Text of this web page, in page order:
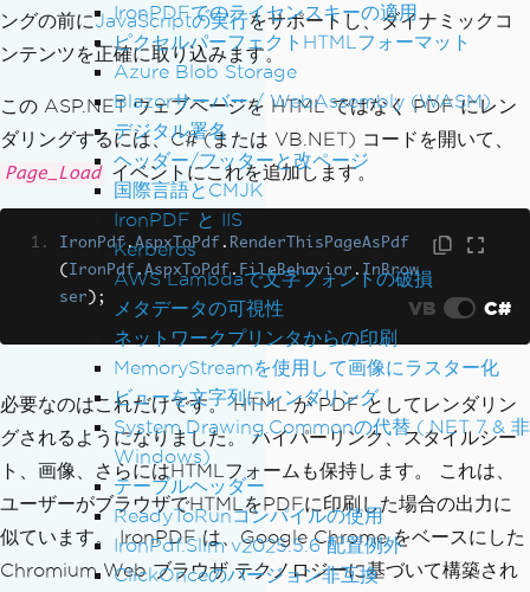
IronPDFでのライセンスキーの適用
ピクセルパーフェクトHTMLフォーマット
Azure Blob Storage
Blazorサーバー / WebAssembly (WASM)
デジタル署名
ヘッダー/フッターと改ページ
国際言語とCMJK
IronPDF と IIS
Kerberos
AWS Lambdaで文字フォントの破損
メタデータの可視性
ネットワークプリンタからの印刷
MemoryStreamを使用して画像にラスター化
ビューを文字列にレンダリング
System.Drawing.Commonの代替 (.NET 7 & 非
Windows)
テーブルヘッダー
ReadyToRunコンパイルの使用
IronPdf.Slim v2025.5.6 配置例外
ClickOnceのバージョン非互換
ングの前にJavaScriptの実行をサポートし、ダイナミックコ
ンテンツを正確に取り込みます。
この ASP.NET ウェブページを HTML ではなく PDF にレン
ダリングするには、C# (または VB.NET) コードを開いて、
Page_Load イベントにこれを追加します。
IronPdf.AspxToPdf . RenderThisPageAsPdf
( IronPdf . AspxToPdf. FileBehavior . InBrow
ser ); VB C#
必要なのはこれだけです。 HTML が PDF としてレンダリン
グされるようになりました。 ハイパーリンク、スタイルシー
ト、画像、さらにはHTMLフォームも保持します。 これは、
ユーザーがブラウザでHTMLをPDFに印刷した場合の出力に
似ています。 IronPDF は、Google Chrome をベースにした
Chromium Web ブラウザ テクノロジーに基づいて構築され